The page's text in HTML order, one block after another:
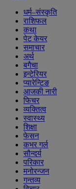
धर्म–संस्कृति
राशिफल
कथा
पेट केयर
समाचार
अर्थ
बगैचा
इन्टेरियर
प्यारेन्टिङ
आजकी नारी
फिचर
व्यक्तित्व
स्वास्थ्य
शिक्षा
फेसन
कभर गर्ल
सौन्दर्य
परिकार
मनोरन्जन
गन्तव्य